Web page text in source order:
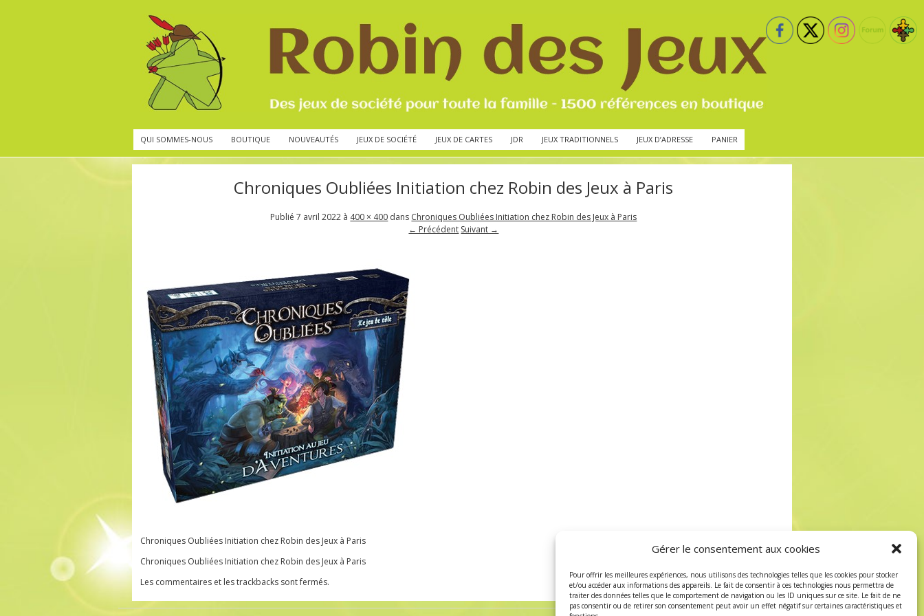
Gérer le consentement aux cookies
Pour offrir les meilleures expériences, nous utilisons des technologies telles que les cookies pour stocker
et/ou accéder aux informations des appareils. Le fait de consentir à ces technologies nous permettra de
traiter des données telles que le comportement de navigation ou les ID uniques sur ce site. Le fait de ne
pas consentir ou de retirer son consentement peut avoir un effet négatif sur certaines caractéristiques et
QUI SOMMES-NOUS BOUTIQUE NOUVEAUTÉS JEUX DE SOCIÉTÉ JEUX DE CARTES JDR JEUX TRADITIONNELS JEUX D’ADRESSE PANIER
Chroniques Oubliées Initiation chez Robin des Jeux à Paris
Publié7 avril 2022 à 400 × 400 dans Chroniques Oubliées Initiation chez Robin des Jeux à Paris
← Précédent Suivant →
Chroniques Oubliées Initiation chez Robin des Jeux à Paris
Chroniques Oubliées Initiation chez Robin des Jeux à Paris
Les commentaires et les trackbacks sont fermés.